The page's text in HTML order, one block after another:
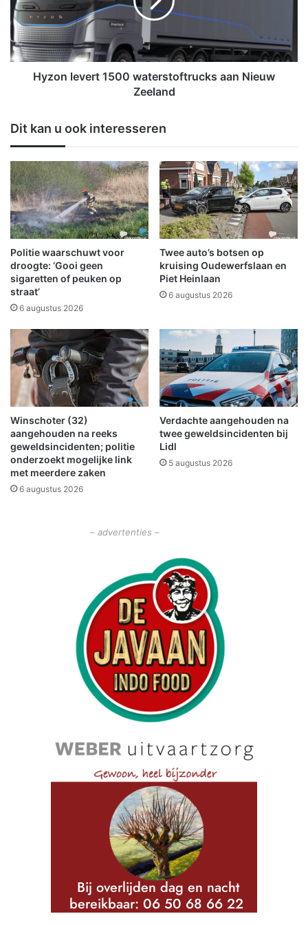
d
e
w
e
o
t
s
t
t
e
g
e
n
b
o
o
m
n
v
e
0
0
w
a
t
e
r
s
t
o
f
t
r
k
s
n
N
i
e
u
w
Z
Hyzon levert 1500 waterstoftrucks aan Nieuw
Zeeland
Dit kan u ook interesseren
Politie waarschuwt voor
droogte: ‘Gooi geen
sigaretten of peuken op
straat’
6 augustus 2026
Twee auto’s botsen op
kruising Oudewerfslaan en
Piet Heinlaan
6 augustus 2026
Winschoter (32)
aangehouden na reeks
geweldsincidenten; politie
onderzoekt mogelijke link
met meerdere zaken
6 augustus 2026
Verdachte aangehouden na
twee geweldsincidenten bij
Lidl
5 augustus 2026
– advertenties –